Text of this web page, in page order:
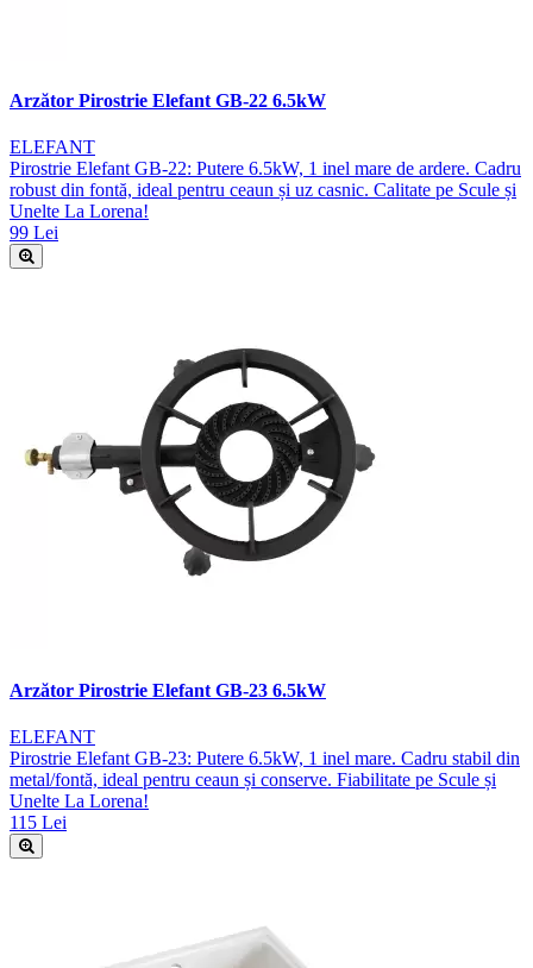
Arzător Pirostrie Elefant GB-22 6.5kW
ELEFANT
Pirostrie Elefant GB-22: Putere 6.5kW, 1 inel mare de ardere. Cadru
robust din fontă, ideal pentru ceaun și uz casnic. Calitate pe Scule și
Unelte La Lorena!
99 Lei
Arzător Pirostrie Elefant GB-23 6.5kW
ELEFANT
Pirostrie Elefant GB-23: Putere 6.5kW, 1 inel mare. Cadru stabil din
metal/fontă, ideal pentru ceaun și conserve. Fiabilitate pe Scule și
Unelte La Lorena!
115 Lei